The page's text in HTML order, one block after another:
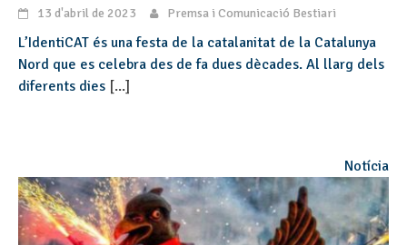
13 d'abril de 2023 Premsa i Comunicació Bestiari
L’IdentiCAT és una festa de la catalanitat de la Catalunya
Nord que es celebra des de fa dues dècades. Al llarg dels
diferents dies [...]
Notícia